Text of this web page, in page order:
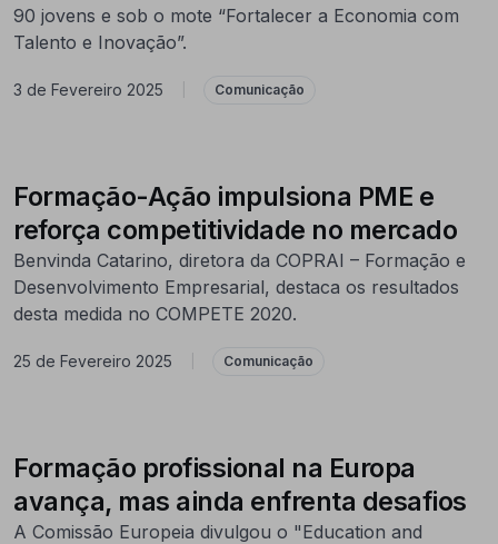
90 jovens e sob o mote “Fortalecer a Economia com
Talento e Inovação”.
3 de Fevereiro 2025 Comunicação
Formação-Ação impulsiona PME e
reforça competitividade no mercado
Benvinda Catarino, diretora da COPRAI – Formação e
Desenvolvimento Empresarial, destaca os resultados
desta medida no COMPETE 2020.
25 de Fevereiro 2025 Comunicação
Formação profissional na Europa
avança, mas ainda enfrenta desafios
A Comissão Europeia divulgou o "Education and